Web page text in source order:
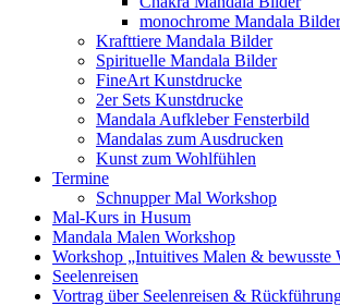
monochrome Mandala Bilder
Krafttiere Mandala Bilder
Spirituelle Mandala Bilder
FineArt Kunstdrucke
2er Sets Kunstdrucke
Mandala Aufkleber Fensterbild
Mandalas zum Ausdrucken
Kunst zum Wohlfühlen
Termine
Schnupper Mal Workshop
Mal-Kurs in Husum
Mandala Malen Workshop
Workshop „Intuitives Malen & bewusste
Seelenreisen
Vortrag über Seelenreisen &